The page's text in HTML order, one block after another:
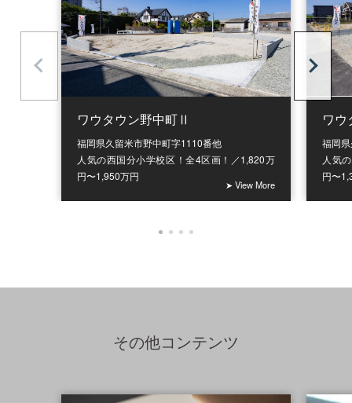
ワウタウン野中町Ⅱ
福岡県久留米市野中町字1110番他
人気の西国分小学校区！全4区画！／1,820万
円〜1,950万円
➤ View More
ワ
福岡
人気
円〜
その他コンテンツ